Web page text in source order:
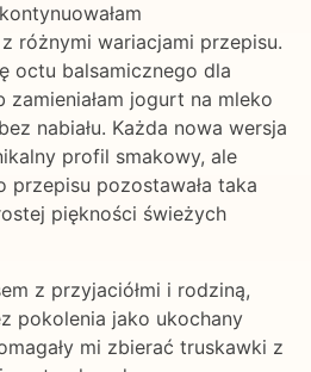
różnymi wariacjami przepisu.
octu balsamicznego dla
jogurt na mleko
nabiału. Każda nowa wersja
profil smakowy, ale
przepisu pozostawała taka
piękności świeżych
z przyjaciółmi i rodziną,
pokolenia jako ukochany
mi zbierać truskawki z